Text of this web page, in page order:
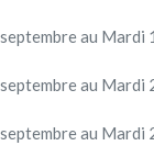
au Mardi
au Mardi
au Mardi